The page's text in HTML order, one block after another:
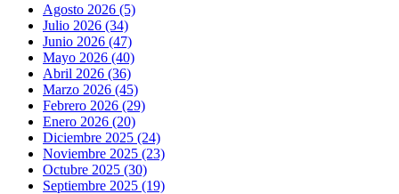
Agosto 2026 (5)
Julio 2026 (34)
Junio 2026 (47)
Mayo 2026 (40)
Abril 2026 (36)
Marzo 2026 (45)
Febrero 2026 (29)
Enero 2026 (20)
Diciembre 2025 (24)
Noviembre 2025 (23)
Octubre 2025 (30)
Septiembre 2025 (19)